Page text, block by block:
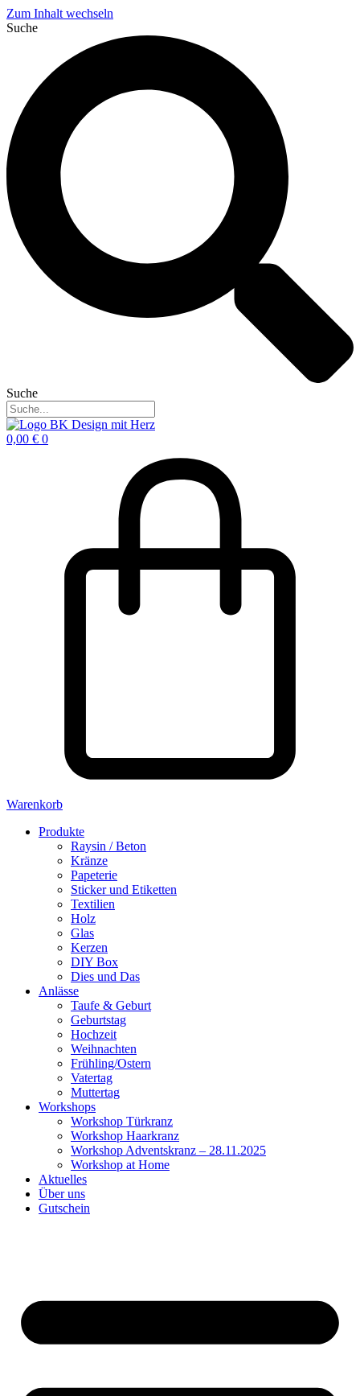
Zum Inhalt wechseln
Suche
Suche
0,00 € 0
Warenkorb
Produkte
Raysin / Beton
Kränze
Papeterie
Sticker und Etiketten
Textilien
Holz
Glas
Kerzen
DIY Box
Dies und Das
Anlässe
Taufe & Geburt
Geburtstag
Hochzeit
Weihnachten
Frühling/Ostern
Vatertag
Muttertag
Workshops
Workshop Türkranz
Workshop Haarkranz
Workshop Adventskranz – 28.11.2025
Workshop at Home
Aktuelles
Über uns
Gutschein